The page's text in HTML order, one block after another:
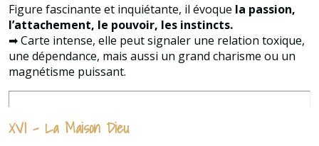
Figure fascinante et inquiétante, il évoque la passion,
l’attachement, le pouvoir, les instincts.
➡ Carte intense, elle peut signaler une relation toxique,
une dépendance, mais aussi un grand charisme ou un
magnétisme puissant.
XVI – La Maison Dieu